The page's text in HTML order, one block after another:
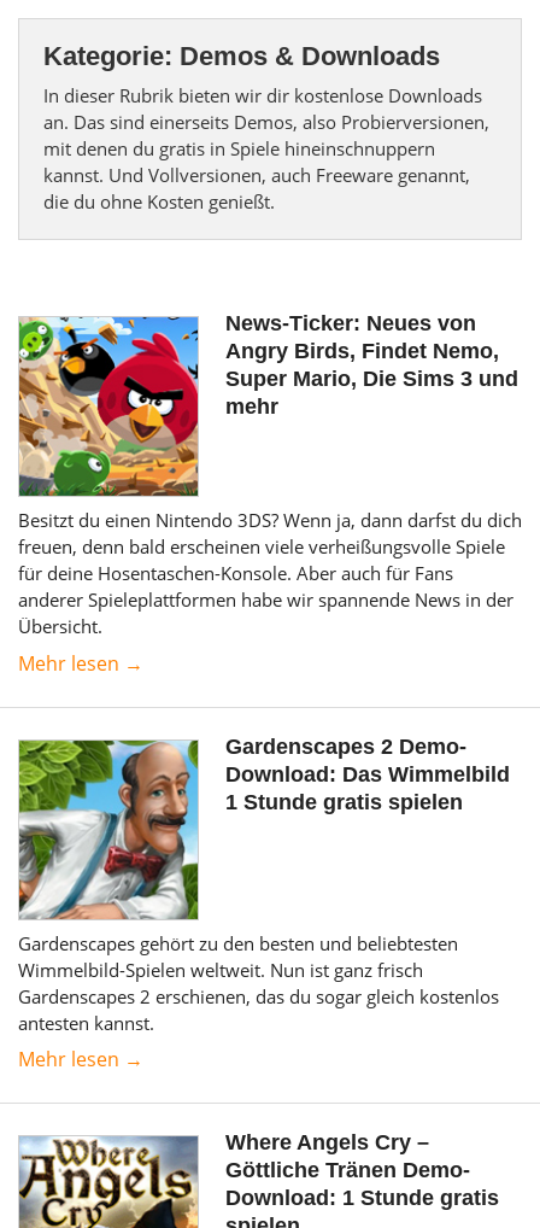
Kategorie: Demos & Downloads
In dieser Rubrik bieten wir dir kostenlose Downloads
an. Das sind einerseits Demos, also Probierversionen,
mit denen du gratis in Spiele hineinschnuppern
kannst. Und Vollversionen, auch Freeware genannt,
die du ohne Kosten genießt.
News-Ticker: Neues von
Angry Birds, Findet Nemo,
Super Mario, Die Sims 3 und
mehr
Besitzt du einen Nintendo 3DS? Wenn ja, dann darfst du dich
freuen, denn bald erscheinen viele verheißungsvolle Spiele
für deine Hosentaschen-Konsole. Aber auch für Fans
anderer Spieleplattformen habe wir spannende News in der
Übersicht.
Mehr lesen →
Gardenscapes 2 Demo-
Download: Das Wimmelbild
1 Stunde gratis spielen
Gardenscapes gehört zu den besten und beliebtesten
Wimmelbild-Spielen weltweit. Nun ist ganz frisch
Gardenscapes 2 erschienen, das du sogar gleich kostenlos
antesten kannst.
Mehr lesen →
Where Angels Cry –
Göttliche Tränen Demo-
Download: 1 Stunde gratis